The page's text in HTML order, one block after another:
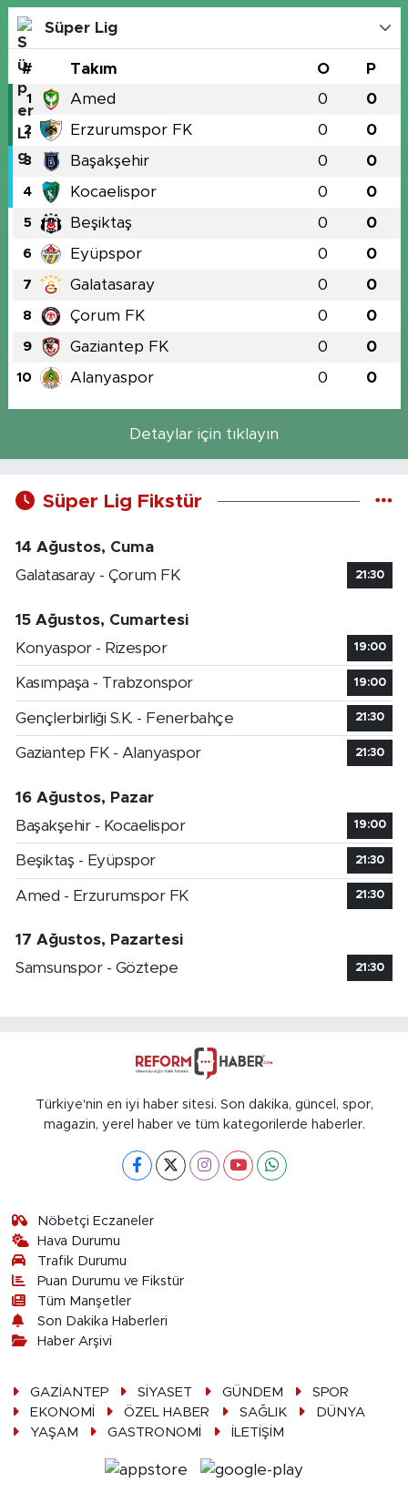
Süper Lig
# Takım O P
1 Amed 0 0
2 Erzurumspor FK 0 0
3 Başakşehir 0 0
4 Kocaelispor 0 0
5 Beşiktaş 0 0
6 Eyüpspor 0 0
7 Galatasaray 0 0
8 Çorum FK 0 0
9 Gaziantep FK 0 0
10 Alanyaspor 0 0
Detaylar için tıklayın
Süper Lig Fikstür
14 Ağustos, Cuma
Galatasaray - Çorum FK
21:30
15 Ağustos, Cumartesi
Konyaspor - Rizespor
19:00
Kasımpaşa - Trabzonspor 19:00
Gençlerbirliği S.K. - Fenerbahçe 21:30
Gaziantep FK - Alanyaspor 21:30
16 Ağustos, Pazar
Başakşehir - Kocaelispor
19:00
Beşiktaş - Eyüpspor 21:30
Amed - Erzurumspor FK 21:30
17 Ağustos, Pazartesi
Samsunspor - Göztepe
21:30
Türkiye'nin en iyi haber sitesi. Son dakika, güncel, spor,
magazin, yerel haber ve tüm kategorilerde haberler.
Nöbetçi Eczaneler
Hava Durumu
Trafik Durumu
Puan Durumu ve Fikstür
Tüm Manşetler
Son Dakika Haberleri
Haber Arşivi
GAZİANTEP SİYASET GÜNDEM
SPOR
EKONOMİ
ÖZEL HABER SAĞLIK
DÜNYA
YAŞAM
GASTRONOMİ İLETİŞİM